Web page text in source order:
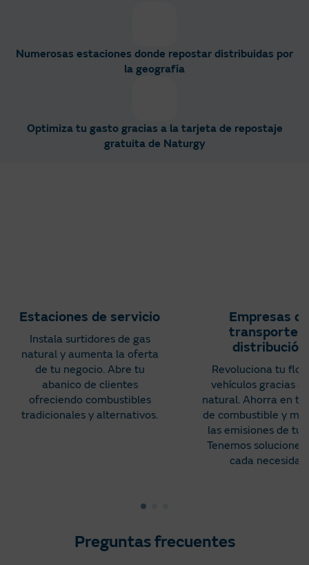
Numerosas estaciones donde repostar distribuidas por
la geografía
Optimiza tu gasto gracias a la tarjeta de repostaje
gratuita de Naturgy
Estaciones de servicio
Instala surtidores de gas
natural y aumenta la oferta
de tu negocio. Abre tu
abanico de clientes
ofreciendo combustibles
tradicionales y alternativos.
Empresas de
transporte y
distribución
Revoluciona tu
vehículos gracias al
natural. Ahorra en tu
de combustible y
las emisiones de tu
Tenemos
cada necesidad.
Preguntas frecuentes